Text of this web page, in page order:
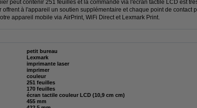
peut contenir 251 feuilles et la commande via l'écran tactile LCD est
à l'appareil un soutien supplémentaire et chaque point de contact
appareil mobile via AirPrint, WiFi Direct et Lexmark Print.
petit bureau
Lexmark
imprimante laser
imprimer
couleur
251 feuilles
170 feuilles
écran tactile couleur LCD (10,9 cm cm)
455 mm